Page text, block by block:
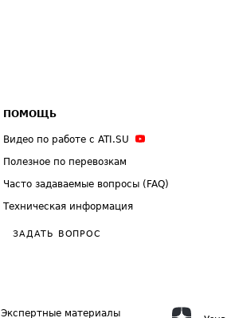
ПОМОЩЬ
Видео по работе с ATI.SU
Полезное по перевозкам
Часто задаваемые вопросы (FAQ)
Техническая информация
ЗАДАТЬ ВОПРОС
Экспертные материалы